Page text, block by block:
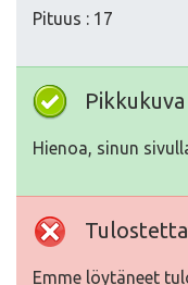
Pituus : 17
Hienoa, sinun
Emme löytäneet